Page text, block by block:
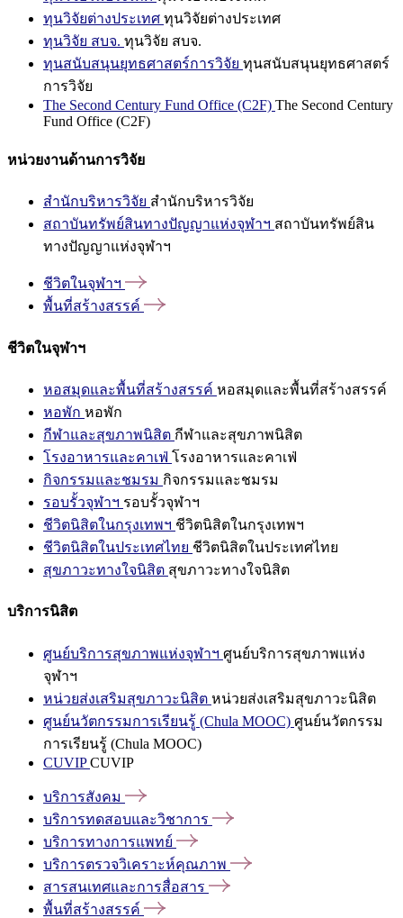
ทุนวิจัยต่างประเทศ ทุนวิจัยต่างประเทศ
ทุนวิจัย สบจ. ทุนวิจัย สบจ.
ทุนสนับสนุนยุทธศาสตร์การวิจัย ทุนสนับสนุนยุทธศาสตร์
การวิจัย
The Second Century Fund Office (C2F) The Second Century
Fund Office (C2F)
หน่วยงานด้านการวิจัย
สำนักบริหารวิจัย สำนักบริหารวิจัย
สถาบันทรัพย์สินทางปัญญาแห่งจุฬาฯ สถาบันทรัพย์สิน
ทางปัญญาแห่งจุฬาฯ
ชีวิตในจุฬาฯ
พื้นที่สร้างสรรค์
ชีวิตในจุฬาฯ
หอสมุดและพื้นที่สร้างสรรค์ หอสมุดและพื้นที่สร้างสรรค์
หอพัก หอพัก
กีฬาและสุขภาพนิสิต กีฬาและสุขภาพนิสิต
โรงอาหารและคาเฟ่ โรงอาหารและคาเฟ่
กิจกรรมและชมรม กิจกรรมและชมรม
รอบรั้วจุฬาฯ รอบรั้วจุฬาฯ
ชีวิตนิสิตในกรุงเทพฯ ชีวิตนิสิตในกรุงเทพฯ
ชีวิตนิสิตในประเทศไทย ชีวิตนิสิตในประเทศไทย
สุขภาวะทางใจนิสิต สุขภาวะทางใจนิสิต
บริการนิสิต
ศูนย์บริการสุขภาพแห่งจุฬาฯ ศูนย์บริการสุขภาพแห่ง
จุฬาฯ
หน่วยส่งเสริมสุขภาวะนิสิต หน่วยส่งเสริมสุขภาวะนิสิต
ศูนย์นวัตกรรมการเรียนรู้ (Chula MOOC) ศูนย์นวัตกรรม
การเรียนรู้ (Chula MOOC)
CUVIPCUVIP
บริการสังคม
บริการทดสอบและวิชาการ
บริการทางการแพทย์
บริการตรวจวิเคราะห์คุณภาพ
สารสนเทศและการสื่อสาร
พื้นที่สร้างสรรค์